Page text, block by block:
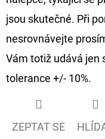
jsou skutečné. Při
nesrovnávejte
Vám totiž udává jen
tolerance +/- 10%.
ZEPTAT SE